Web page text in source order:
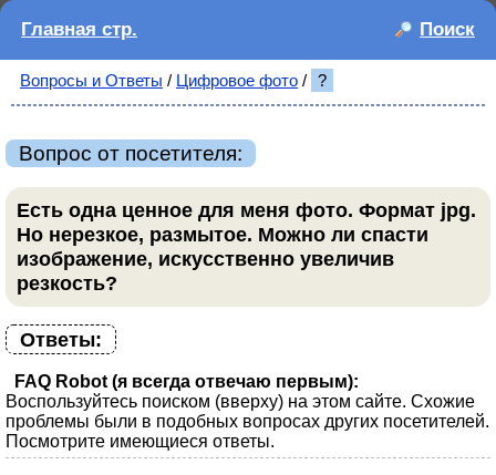
Главная стр. Поиск
Вопросы и Ответы / Цифровое фото / ?
Вопрос от посетителя:
Есть одна ценное для меня фото. Формат jpg.
Но нерезкое, размытое. Можно ли спасти
изображение, искусственно увеличив
резкость?
Ответы:
FAQ Robot (я всегда отвечаю первым):
Воспользуйтесь поиском (вверху) на этом сайте. Схожие
проблемы были в подобных вопросах других посетителей.
Посмотрите имеющиеся ответы.